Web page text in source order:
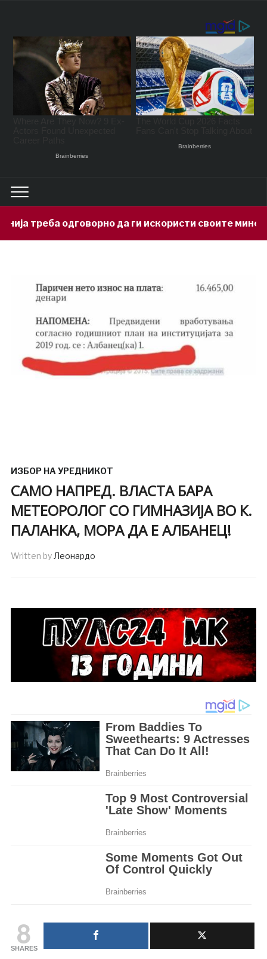
да ги искористи своите минерални богатства
ИЗБОР НА УРЕДНИКОТ
САМО НАПРЕД. ВЛАСТА БАРА
МЕТЕОРОЛОГ СО ГИМНАЗИЈА ВО К.
ПАЛАНКА, МОРА ДА Е АЛБАНЕЦ!
Written byЛеонардо
8
SHARES